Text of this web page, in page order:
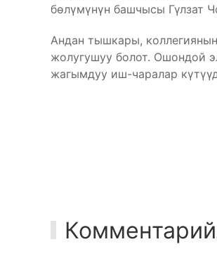
бөлүмүнүн башчысы Гүлзат
Андан тышкары,
жолугушуу болот. Ошондой
жагымдуу иш-чаралар